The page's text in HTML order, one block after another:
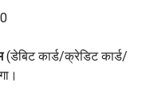
(डेबिट कार्ड/क्रेडिट कार्ड/